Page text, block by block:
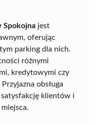
Spokojna jest
oferując
parking dla nich.
różnymi
kredytowymi czy
obsługa
klientów i